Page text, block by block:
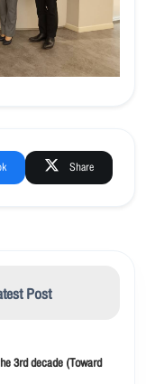
Share
Post
3rd decade (Toward